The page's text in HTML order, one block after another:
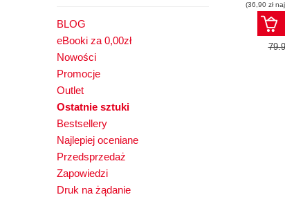
BLOG
eBooki za 0,00zł
Nowości
Promocje
Outlet
Ostatnie sztuki
Bestsellery
Najlepiej oceniane
Przedsprzedaż
Zapowiedzi
Druk na żądanie
(36,90 zł